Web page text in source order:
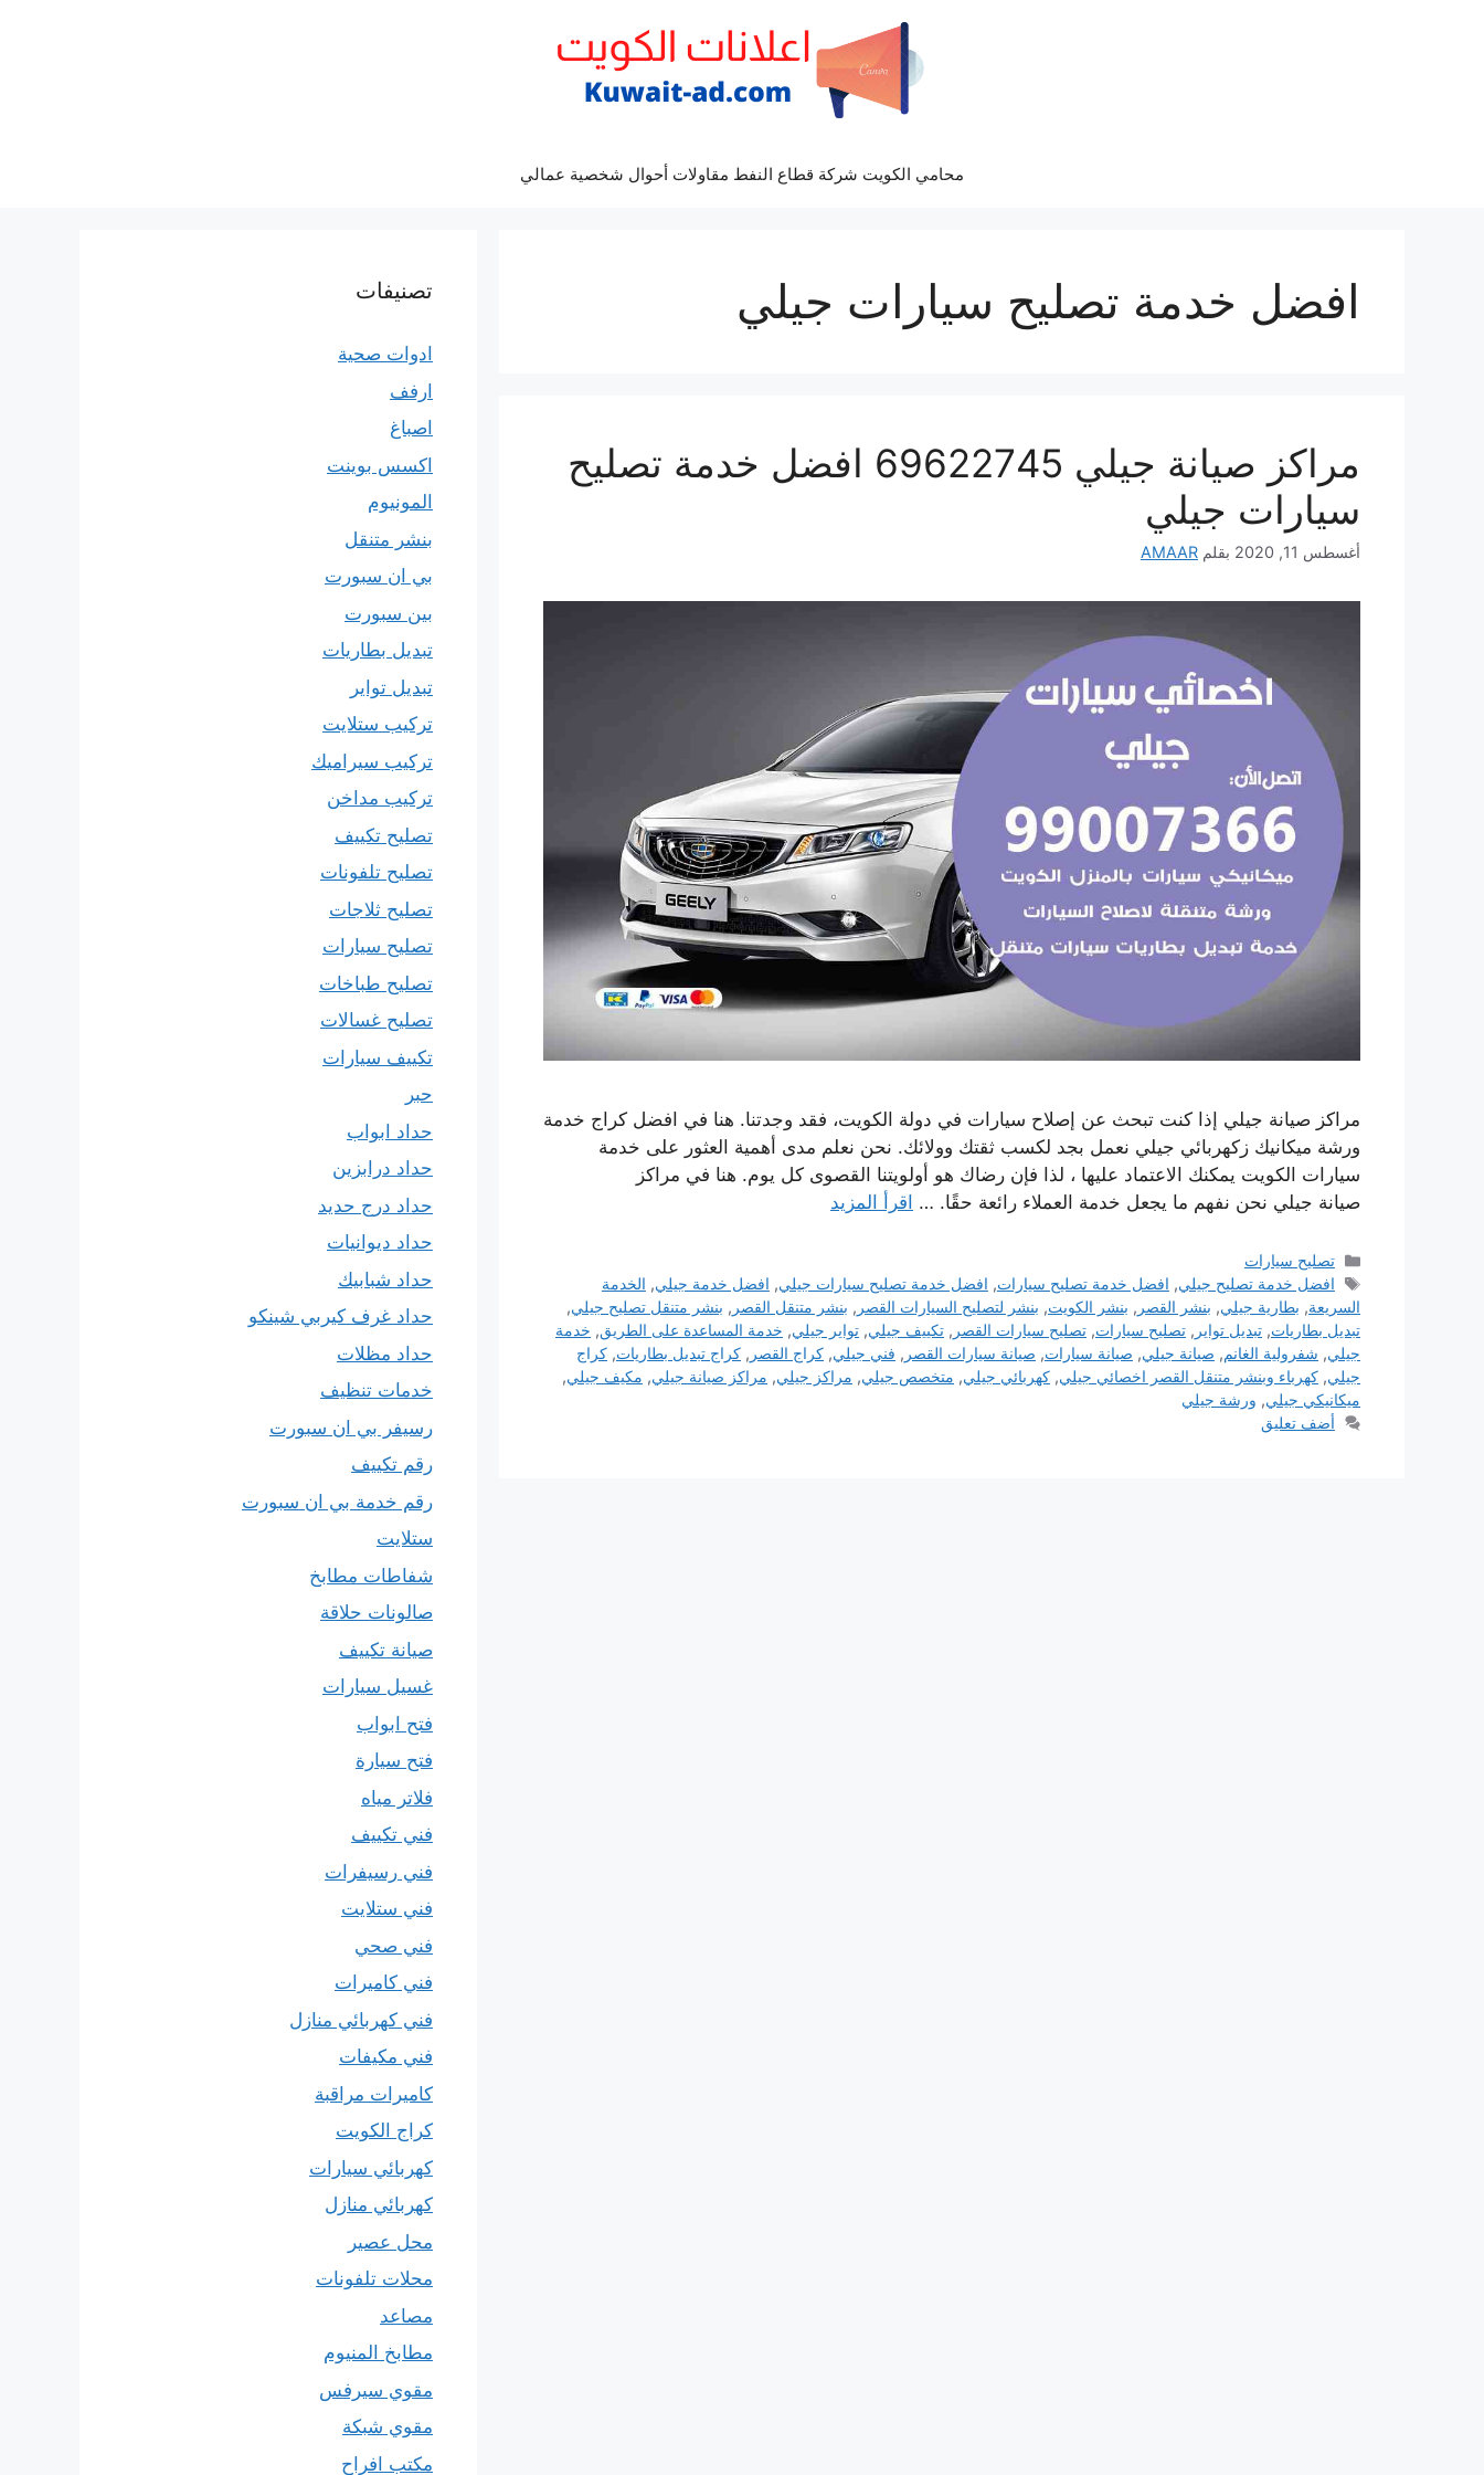
محامي الكويت شركة قطاع النفط مقاولات أحوال شخصية عمالي
افضل خدمة تصليح سيارات جيلي
مراكز صيانة جيلي 69622745 افضل خدمة تصليح
سيارات جيلي
أغسطس 11, 2020 بقلم AMAAR
مراكز صيانة جيلي إذا كنت تبحث عن إصلاح سيارات في دولة الكويت، فقد وجدتنا. هنا في افضل كراج خدمة
ورشة ميكانيك زكهربائي جيلي نعمل بجد لكسب ثقتك وولائك. نحن نعلم مدى أهمية العثور على خدمة
سيارات الكويت يمكنك الاعتماد عليها ، لذا فإن رضاك ​​هو أولويتنا القصوى كل يوم. هنا في مراكز
صيانة جيلي نحن نفهم ما يجعل خدمة العملاء رائعة حقًا. … اقرأ المزيد
التصنيفات
تصليح سيارات
الوسوم
افضل خدمة تصليح جيلي, افضل خدمة تصليح سيارات, افضل خدمة تصليح سيارات جيلي, افضل خدمة جيلي, الخدمة
السريعة, بطارية جيلي, بنشر القصر , بنشر الكويت, بنشر لتصليح السيارات القصر , بنشر متنقل القصر , بنشر متنقل تصليح جيلي,
تبديل بطاريات, تبديل تواير , تصليح سيارات, تصليح سيارات القصر , تكييف جيلي, تواير جيلي, خدمة المساعدة على الطريق, خدمة
جيلي, شفرولية الغانم, صيانة جيلي, صيانة سيارات, صيانة سيارات القصر , فني جيلي, كراج القصر , كراج تبديل بطاريات, كراج
جيلي, كهرباء وبنشر متنقل القصر اخصائي جيلي, كهربائي جيلي, متخصص جيلي, مراكز جيلي, مراكز صيانة جيلي, مكيف جيلي,
ميكانيكي جيلي, ورشة جيلي
أضف تعليق
تصنيفات
ادوات صحية
ارفف
اصباغ
اكسس بوينت
المونيوم
بنشر متنقل
بي ان سبورت
بين سبورت
تبديل بطاريات
تبديل تواير
تركيب ستلايت
تركيب سيراميك
تركيب مداخن
تصليح تكييف
تصليح تلفونات
تصليح ثلاجات
تصليح سيارات
تصليح طباخات
تصليح غسالات
تكييف سيارات
حبر
حداد ابواب
حداد درابزين
حداد درج حديد
حداد ديوانيات
حداد شبابيك
حداد غرف كيربي شينكو
حداد مظلات
خدمات تنظيف
رسيفر بي ان سبورت
رقم تكييف
رقم خدمة بي ان سبورت
ستلايت
شفاطات مطابخ
صالونات حلاقة
صيانة تكييف
غسيل سيارات
فتح ابواب
فتح سيارة
فلاتر مياه
فني تكييف
فني رسيفرات
فني ستلايت
فني صحي
فني كاميرات
فني كهربائي منازل
فني مكيفات
كاميرات مراقبة
كراج الكويت
كهربائي سيارات
كهربائي منازل
محل عصير
محلات تلفونات
مصاعد
مطابخ المنيوم
مقوي سيرفس
مقوي شبكة
مكتب افراح